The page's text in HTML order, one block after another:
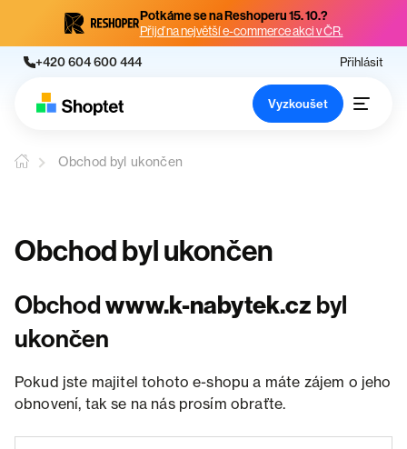
Potkáme se na Reshoperu 15. 10.?
Přijď na největší e-commerce akci v ČR.
+420 604 600 444 Přihlásit
Vyzkoušet
Obchod byl ukončen
Obchod byl ukončen
Obchodwww.k-nabytek.cz byl
ukončen
Pokud jste majitel tohoto e-shopu a máte zájem o jeho
obnovení, tak se na nás prosím obraťte.